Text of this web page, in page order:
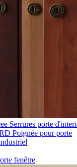
Serrures porte
Poignée pour porte
fenêtre